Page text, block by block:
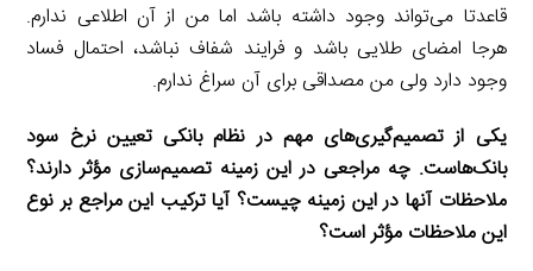
قاعدتا می‌تواند وجود داشته باشد اما من از آن اطلاعی ندارم.
هرجا امضای طلایی باشد و فرایند شفاف نباشد، احتمال فساد
وجود دارد ولی من مصداقی برای آن سراغ ندارم.
‌‌یکی از تصمیم‌گیری‌های مهم در نظام بانکی تعیین نرخ سود
بانک‌هاست. چه مراجعی در این زمینه تصمیم‌سازی مؤثر دارند؟
ملاحظات آنها در این زمینه چیست؟ آیا ترکیب این مراجع بر نوع
این ملاحظات مؤثر است؟